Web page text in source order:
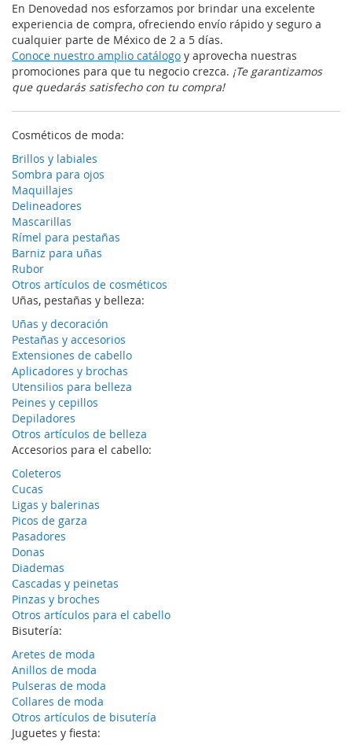
En Denovedad nos esforzamos por brindar una excelente
experiencia de compra, ofreciendo envío rápido y seguro a
cualquier parte de México de 2 a 5 días.
Conoce nuestro amplio catálogo y aprovecha nuestras
promociones para que tu negocio crezca. ¡Te garantizamos
que quedarás satisfecho con tu compra!
Cosméticos de moda:
Brillos y labiales
Sombra para ojos
Maquillajes
Delineadores
Mascarillas
Rímel para pestañas
Barniz para uñas
Rubor
Otros artículos de cosméticos
Uñas, pestañas y belleza:
Uñas y decoración
Pestañas y accesorios
Extensiones de cabello
Aplicadores y brochas
Utensilios para belleza
Peines y cepillos
Depiladores
Otros artículos de belleza
Accesorios para el cabello:
Coleteros
Cucas
Ligas y balerinas
Picos de garza
Pasadores
Donas
Diademas
Cascadas y peinetas
Pinzas y broches
Otros artículos para el cabello
Bisutería:
Aretes de moda
Anillos de moda
Pulseras de moda
Collares de moda
Otros artículos de bisutería
Juguetes y fiesta: